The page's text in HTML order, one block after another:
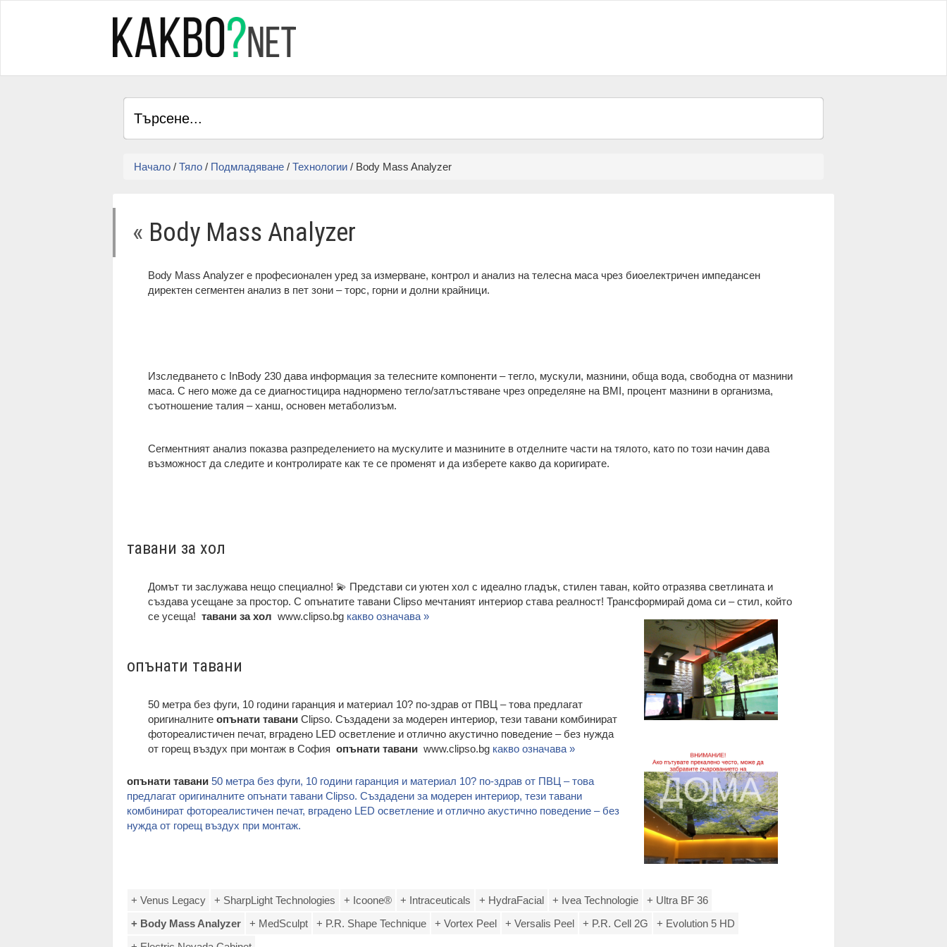
Начало / Тяло / Подмладяване / Технологии / Body Mass Analyzer
« Body Mass Analyzer
Body Mass Analyzer е професионален уред за измерване, контрол и анализ на телесна маса чрез биоелектричен импедансен
директен сегментен анализ в пет зони – торс, горни и долни крайници.
Изследването с InBody 230 дава информация за телесните компоненти – тегло, мускули, мазнини, обща вода, свободна от мазнини
маса. С него може да се диагностицира наднормено тегло/затлъстяване чрез определяне на BMI, процент мазнини в организма,
съотношение талия – ханш, основен метаболизъм.
Сегментният анализ показва разпределението на мускулите и мазнините в отделните части на тялото, като по този начин дава
възможност да следите и контролирате как те се променят и да изберете какво да коригирате.
тавани за хол
Домът ти заслужава нещо специално! 💫 Представи си уютен хол с идеално гладък, стилен таван, който отразява светлината и
създава усещане за простор. С опънатите тавани Clipso мечтаният интериор става реалност! Трансформирай дома си – стил, който
се усеща! тавани за хол www.clipso.bg какво означава »
опънати тавани
50 метра без фуги, 10 години гаранция и материал 10? по-здрав от ПВЦ – това предлагат
оригиналните опънати тавани Clipso. Създадени за модерен интериор, тези тавани комбинират
фотореалистичен печат, вградено LED осветление и отлично акустично поведение – без нужда
от горещ въздух при монтаж в София опънати тавани www.clipso.bg какво означава »
опънати тавани 50 метра без фуги, 10 години гаранция и материал 10? по-здрав от ПВЦ – това
предлагат оригиналните опънати тавани Clipso. Създадени за модерен интериор, тези тавани
комбинират фотореалистичен печат, вградено LED осветление и отлично акустично поведение – без
нужда от горещ въздух при монтаж.
+ Venus Legacy + SharpLight Technologies + Icoone® + Intraceuticals + HydraFacial + Ivea Technologie
+ Ultra BF 36
+ Body Mass Analyzer
+ MedSculpt + P.R. Shape Technique + Vortex Peel + Versalis Peel + P.R. Cell 2G
+ Evolution 5 HD